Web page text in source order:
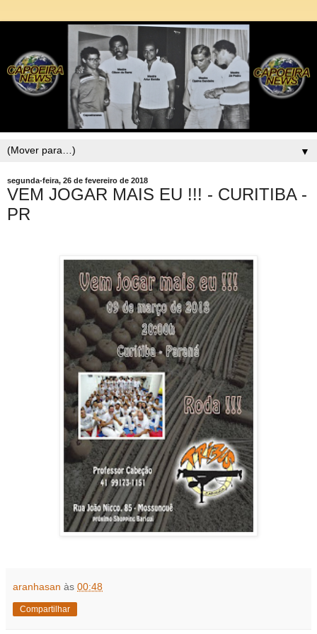
▼
segunda-feira, 26 de fevereiro de 2018
VEM JOGAR MAIS EU !!! - CURITIBA -
PR
aranhasan às 00:48
Compartilhar